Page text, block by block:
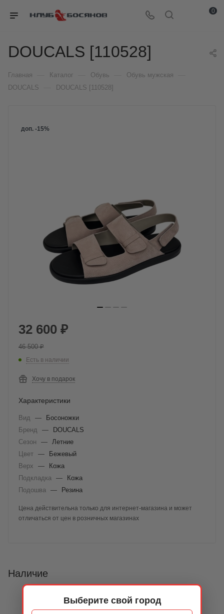
Выберите свой город
0
DOUCALS [110528]
Главная Каталог Обувь Обувь мужская
DOUCALS DOUCALS [110528]
доп. -15%
32 600 ₽
46 500₽
Есть в наличии
Хочу в подарок
Характеристики
Вид —
Босоножки
Бренд
—
DOUCALS
Сезон
—
Летние
Цвет —
Бежевый
Верх
—
Кожа
Подкладка
—
Кожа
Подошва
— Резина
Цена действительна только для интернет-магазина и может
отличаться от цен в розничных магазинах
Наличие